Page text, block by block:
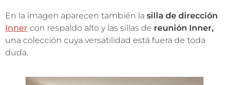
En la imagen aparecen también la silla de dirección
Inner con respaldo alto y las sillas de reunión Inner,
una colección cuya versatilidad está fuera de toda
duda.